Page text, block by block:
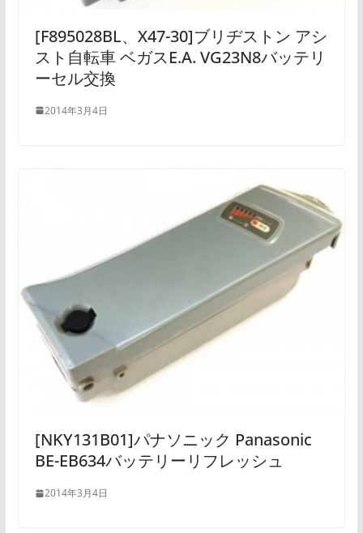
[F895028BL、X47-30]ブリヂストン アシ
スト自転車 ベガスE.A. VG23N8バッテリ
ーセル交換
2014年3月4日
[NKY131B01]パナソニック Panasonic
BE-EB634バッテリーリフレッシュ
2014年3月4日